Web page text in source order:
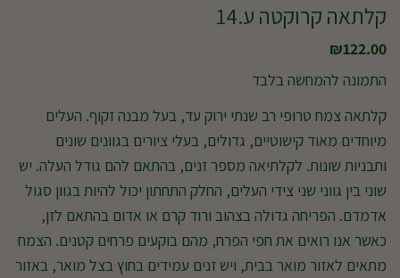
קלתאה קרוקטה ע.14
₪122.00
התמונה להמחשה בלבד
קלתאה צמח טרופי רב שנתי ירוק עד, בעל מבנה זקוף. העלים
מיוחדים מאוד קישוטיים, גדולים, בעלי ציורים בגוונים שונים
ותבניות שונות. לקלתיאה מספר זנים, בהתאם להם גודל העלה. יש
שוני בין גווני שני צידי העלים, החלק התחתון יכול להיות בגוון סגול
אדמדם. הפריחה גדולה בצהוב ורוד קרם או אדום בהתאם לזן,
כאשר אנו רואים את חפי הפרח, מהם בוקעים פרחים קטנים. הצמח
מתאים לאזור מואר בבית, ויש זנים עמידים בחוץ בצל מואר, באזור